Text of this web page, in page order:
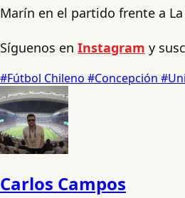
Marín en el partido frente a La
Síguenos en Instagram y
#Fútbol Chileno #Concepción
Carlos Campos